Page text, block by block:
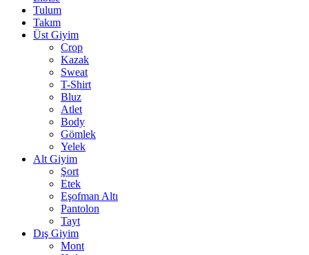
Tulum
Takım
Üst Giyim
Crop
Kazak
Sweat
T-Shirt
Bluz
Atlet
Body
Gömlek
Yelek
Alt Giyim
Şort
Etek
Eşofman Altı
Pantolon
Tayt
Dış Giyim
Mont